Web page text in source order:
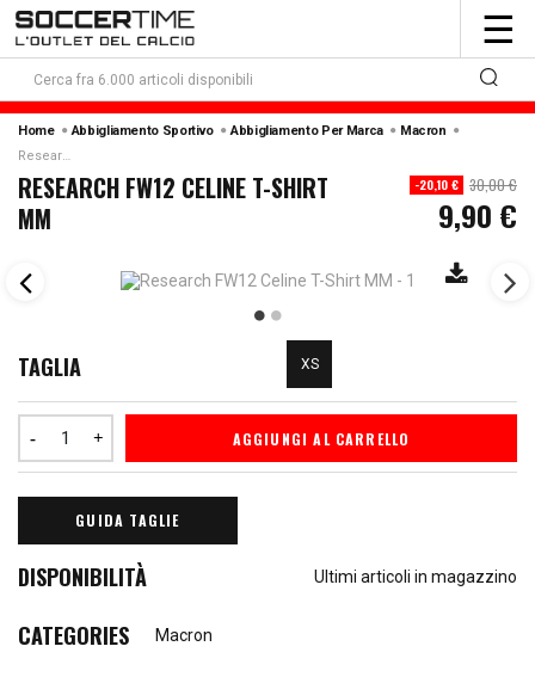
☰
Home Abbigliamento Sportivo Abbigliamento Per Marca
Macron
Research Fw12 Celine T-Shirt Mm
RESEARCH FW12 CELINE T-SHIRT
MM
-20,10 € 30,00 €
9,90 €
TAGLIA XS
AGGIUNGI AL CARRELLO
GUIDA TAGLIE
DISPONIBILITÀ Ultimi articoli in magazzino
CATEGORIES Macron